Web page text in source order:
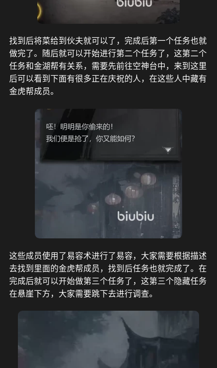
找到后将菜给到伙夫就可以了，完成后第一个任务也就
做完了。随后就可以开始进行第二个任务了，这第二个
任务和金湖帮有关系，需要先前往空神台中，来到这里
后可以看到下面有很多正在庆祝的人，在这些人中藏有
金虎帮成员。
这些成员使用了易容术进行了易容，大家需要根据描述
去找到里面的金虎帮成员，找到后任务也就完成了。在
完成后就可以开始做第三个任务了，这第三个隐藏任务
在悬崖下方，大家需要跳下去进行调查。